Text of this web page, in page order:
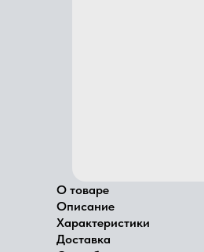
О товаре
Описание
Характеристики
Доставка